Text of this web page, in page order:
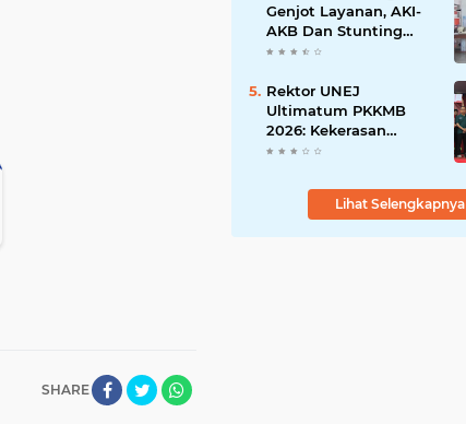
SHARE
Genjot Layanan, AKI-
AKB Dan Stunting
Ditekan
Rektor UNEJ
Ultimatum PKKMB
2026: Kekerasan
Dilarang, Dekan Turun
Lihat Selengkapnya